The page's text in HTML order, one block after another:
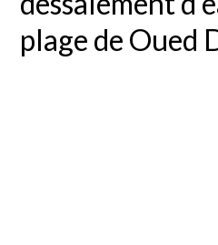
plage de Oued